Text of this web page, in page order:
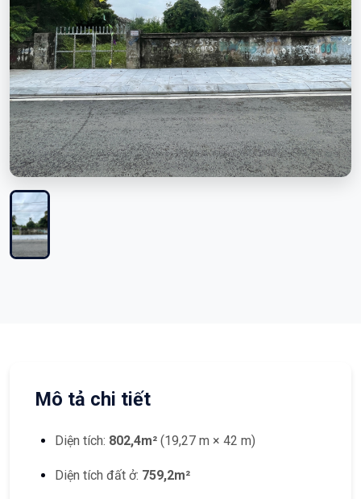
Mô tả chi tiết
Diện tích: 802,4m² (19,27 m × 42 m)
Diện tích đất ở: 759,2m²